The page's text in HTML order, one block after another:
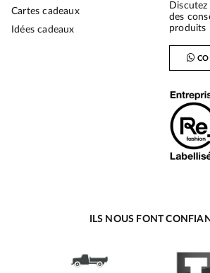
Cartes cadeaux
Idées cadeaux
des
produits
ILS NOUS FONT